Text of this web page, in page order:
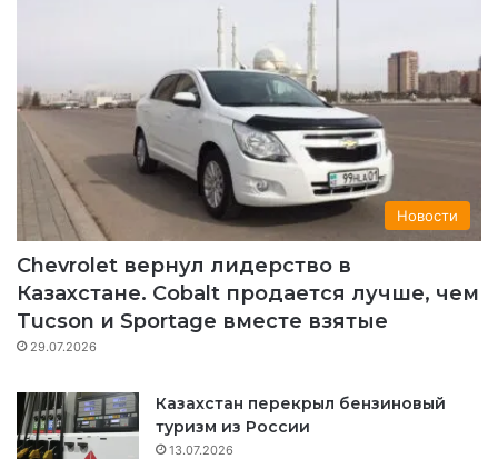
Новости
Chevrolet вернул лидерство в
Казахстане. Cobalt продается лучше, чем
Tucson и Sportage вместе взятые
29.07.2026
Казахстан перекрыл бензиновый
туризм из России
13.07.2026